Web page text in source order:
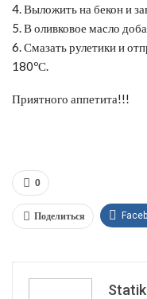
4. Выложить на бекон и
5. В оливковое масло
6. Смазать рулетики и
180ºС.
Приятного аппетита!!!
0
Поделиться
Statik